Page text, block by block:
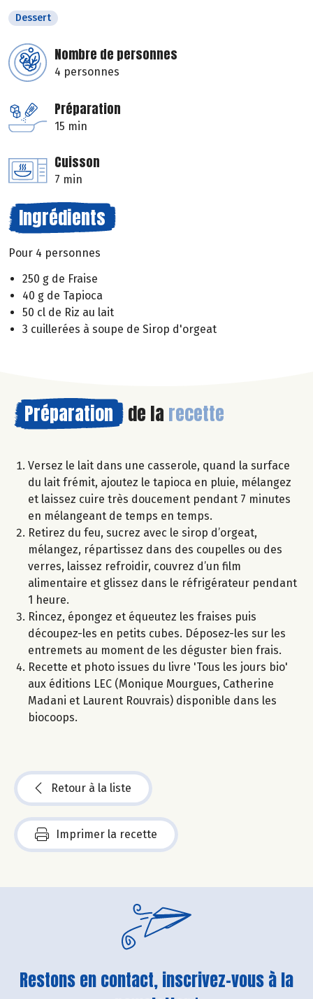
Dessert
Nombre de personnes
4 personnes
Préparation
15 min
Cuisson
7 min
Ingrédients
Pour 4 personnes
250 g de Fraise
40 g de Tapioca
50 cl de Riz au lait
3 cuillerées à soupe de Sirop d'orgeat
Préparation de la recette
Versez le lait dans une casserole, quand la surface
du lait frémit, ajoutez le tapioca en pluie, mélangez
et laissez cuire très doucement pendant 7 minutes
en mélangeant de temps en temps.
Retirez du feu, sucrez avec le sirop d’orgeat,
mélangez, répartissez dans des coupelles ou des
verres, laissez refroidir, couvrez d’un film
alimentaire et glissez dans le réfrigérateur pendant
1 heure.
Rincez, épongez et équeutez les fraises puis
découpez-les en petits cubes. Déposez-les sur les
entremets au moment de les déguster bien frais.
Recette et photo issues du livre 'Tous les jours bio'
aux éditions LEC (Monique Mourgues, Catherine
Madani et Laurent Rouvrais) disponible dans les
biocoops.
Retour à la liste
Imprimer la recette
Restons en contact, inscrivez-vous à la